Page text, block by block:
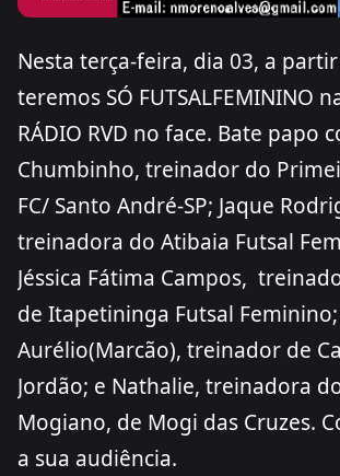
Nesta terça-feira, dia 03, a
teremos SÓ FUTSALFEMININO
RÁDIO RVD no face. Bate papo
Chumbinho, treinador do
FC/ Santo André-SP; Jaque
treinadora do Atibaia Futsal
Jéssica Fátima Campos,
de Itapetininga Futsal
Aurélio(Marcão), treinador de
Jordão; e Nathalie, treinadora
Mogiano, de Mogi das Cruzes.
a sua audiência.